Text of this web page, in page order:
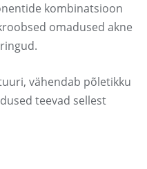
kombinatsioon
omadused akne
vähendab põletikku
teevad sellest